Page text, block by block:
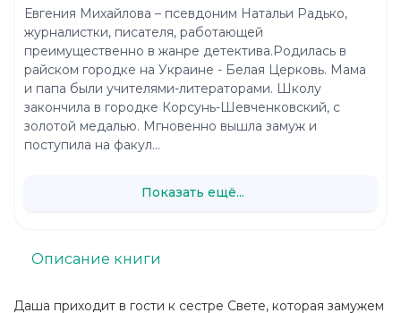
Даша приходит в гости к сестре Свете, которая замужем
Описание книги
Евгения Михайлова – псевдоним Натальи Радько,
журналистки, писателя, работающей
преимущественно в жанре детектива.Родилась в
райском городке на Украине - Белая Церковь. Мама
и папа были учителями-литераторами. Школу
закончила в городке Корсунь-Шевченковский, с
золотой медалью. Мгновенно вышла замуж и
поступила на факул...
Показать ещё...